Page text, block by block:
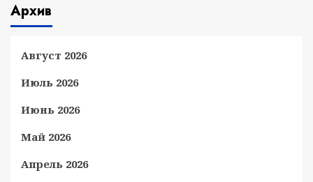
Архив
Август 2026
Июль 2026
Июнь 2026
Май 2026
Апрель 2026